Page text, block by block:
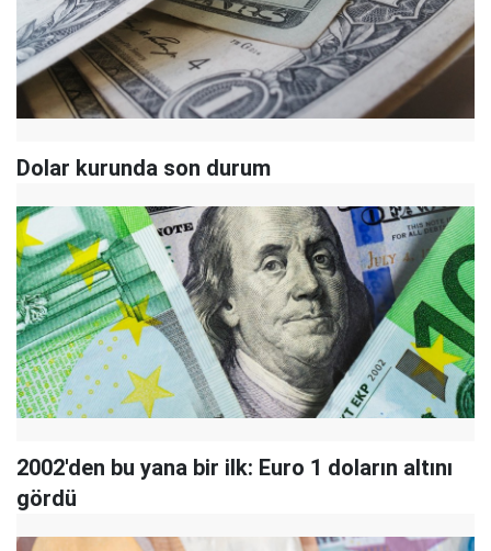
Dolar kurunda son durum
2002'den bu yana bir ilk: Euro 1 doların altını
gördü